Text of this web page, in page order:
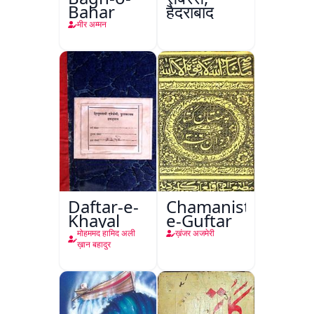
Bahar
मीर अम्मन
हैदराबाद
Daftar-e-
Khayal
मोहममद हामिद अली
ख़ान बहादुर
Chamanistan-
e-Guftar
ख़ंजर अजमेरी